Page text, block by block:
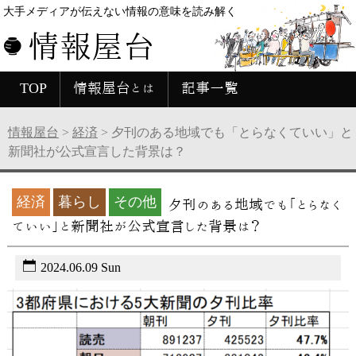
大手メディアが伝えない情報の意味を読み解く
情報屋台
TOP 情報屋台とは 記事一覧
情報屋台 > 経済 > 夕刊のある地域でも「とらなくていい」と
新聞社が公式宣言した背景は？
経済 暮らし その他
夕刊のある地域でも「とらなく
ていい」と新聞社が公式宣言した背景は？
2024.06.09 Sun